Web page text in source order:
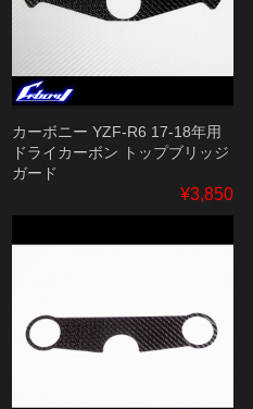
カーボニー YZF-R6 17-18年用
ドライカーボン トップブリッジ
ガード
¥3,850